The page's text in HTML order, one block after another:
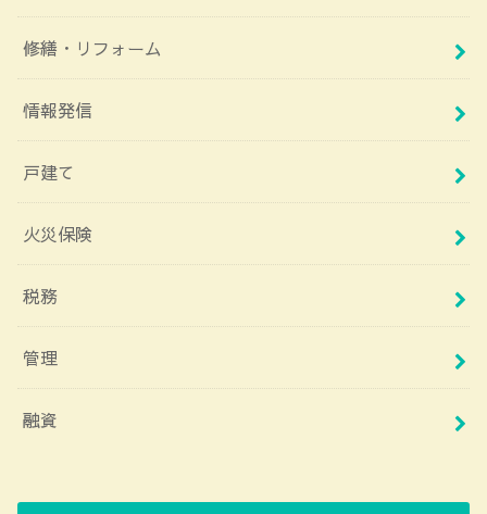
修繕・リフォーム
情報発信
戸建て
火災保険
税務
管理
融資